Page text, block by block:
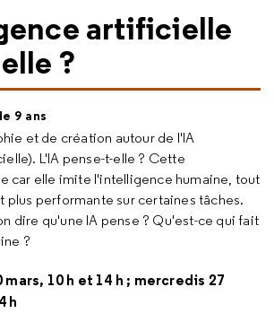
artificielle
?
9 ans
et de création autour de l'IA
L'IA pense-t-elle ? Cette
car elle imite l'intelligence humaine, tout
plus performante sur certaines tâches.
dire qu'une IA pense ? Qu'est-ce qui fait
?
mars, 10 h et 14 h ; mercredis 27
h